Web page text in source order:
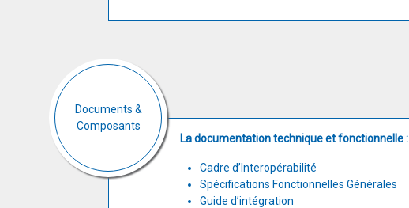
Documents &
Composants
La documentation technique et fonctionnelle :
Cadre d’Interopérabilité
Spécifications Fonctionnelles Générales
Guide d’intégration